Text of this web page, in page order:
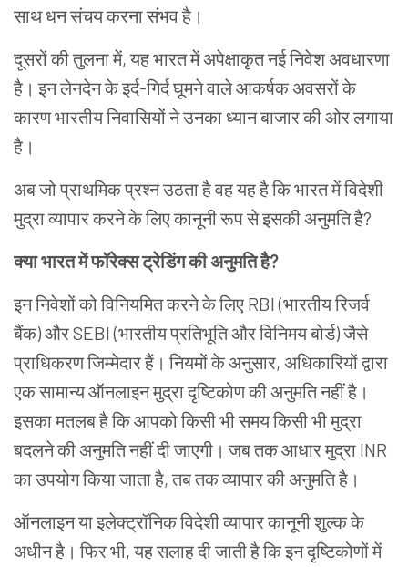
साथ धनसंचयकरनासंभवहै।
दूसरोंकीतुलनामें,यहभारतमेंअपेक्षाकृतनईनिवेशअवधारणा
है। इनलेनदेनकेइर्द-गिर्दघूमनेवालेआकर्षकअवसरोंके
कारणभारतीयनिवासियोंनेउनका ध्यान बाजार की ओर लगाया
है।
अबजोप्राथमिकप्रश्नउठताहैवह यह है कि भारत में विदेशी
मुद्रा व्यापार करने के लिए कानूनी रूप से इसकी अनुमति है?
क्याभारतमेंफॉरेक्स ट्रेडिंगकीअनुमतिहै?
इन निवेशों को विनियमित करने के लिए RBI (भारतीय रिजर्व
बैंक) और SEBI (भारतीय प्रतिभूति और विनिमय बोर्ड) जैसे
प्राधिकरण जिम्मेदार हैं। नियमों के अनुसार, अधिकारियोंद्वारा
एकसामान्यऑनलाइनमुद्रादृष्टिकोणकीअनुमतिनहींहै।
इसकामतलबहैकिआपकोकिसीभीसमयकिसी भीमुद्रा
बदलनेकीअनुमतिनहींदीजाएगी। जबतकआधारमुद्रा INR
काउपयोगकियाजाताहै,तबतकव्यापारकीअनुमतिहै।
ऑनलाइनयाइलेक्ट्रॉनिकविदेशीव्यापारकानूनीशुल्कके
अधीनहै। फिरभी, यह सलाह दी जाती है कि इन दृष्टिकोणों में